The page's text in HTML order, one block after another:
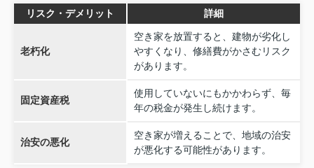
リスク・デメリット 詳細
老朽化
空き家を放置すると、建物が劣化し
やすくなり、修繕費がかさむリスク
があります。
固定資産税
使用していないにもかかわらず、毎
年の税金が発生し続けます。
治安の悪化
空き家が増えることで、地域の治安
が悪化する可能性があります。